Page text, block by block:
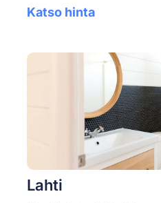
Katso hinta
Lahti